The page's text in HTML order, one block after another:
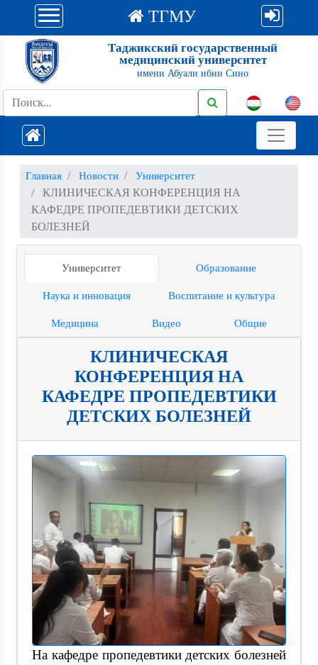
ТГМУ
Таджикский государственный
медицинский университет
имени Абуали ибни Сино
Главная Новости Университет
КЛИНИЧЕСКАЯ КОНФЕРЕНЦИЯ НА
КАФЕДРЕ ПРОПЕДЕВТИКИ ДЕТСКИХ
БОЛЕЗНЕЙ
Университет Образование
Наука и инновация Воспитание и культура
Медицина Видео Общие
КЛИНИЧЕСКАЯ
КОНФЕРЕНЦИЯ НА
КАФЕДРЕ ПРОПЕДЕВТИКИ
ДЕТСКИХ БОЛЕЗНЕЙ
На кафедре пропедевтики детских болезней